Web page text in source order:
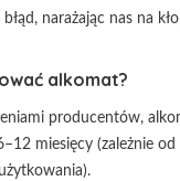
narażając nas na
alkomat?
producentów,
miesięcy (zależnie